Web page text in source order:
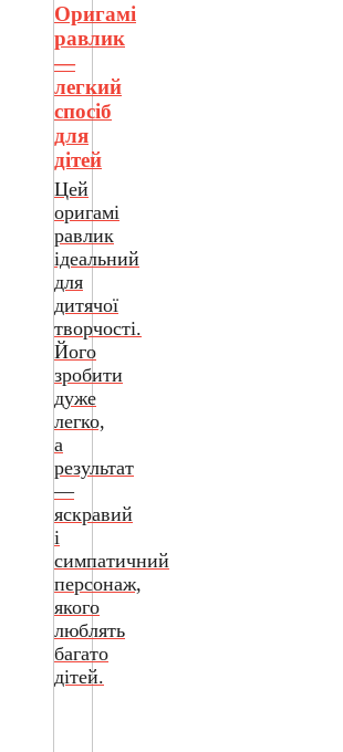
Оригамі
равлик
—
легкий
спосіб
для
дітей
Цей
оригамі
равлик
ідеальний
для
дитячої
творчості.
Його
зробити
дуже
легко,
а
результат
—
яскравий
і
симпатичний
персонаж,
якого
люблять
багато
дітей.